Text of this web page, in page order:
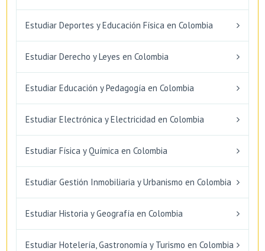
Estudiar Deportes y Educación Física en Colombia
Estudiar Derecho y Leyes en Colombia
Estudiar Educación y Pedagogía en Colombia
Estudiar Electrónica y Electricidad en Colombia
Estudiar Física y Química en Colombia
Estudiar Gestión Inmobiliaria y Urbanismo en Colombia
Estudiar Historia y Geografía en Colombia
Estudiar Hotelería, Gastronomía y Turismo en Colombia